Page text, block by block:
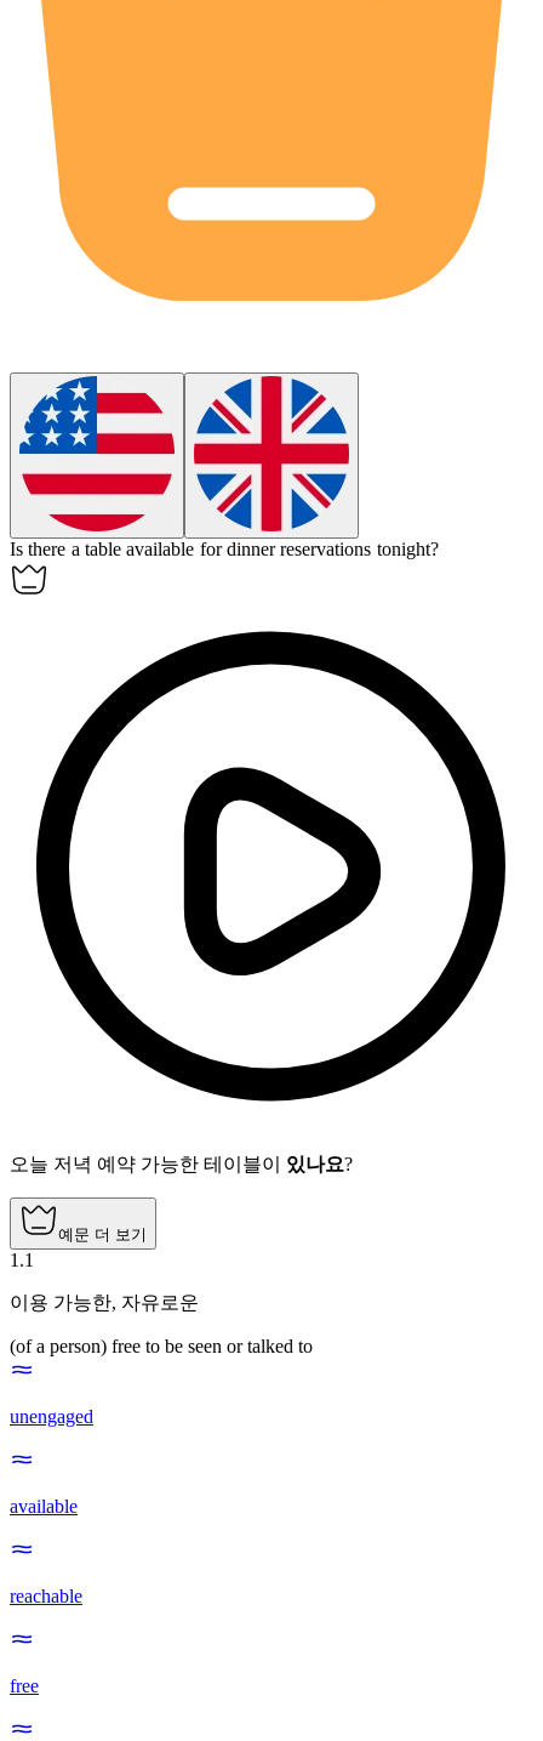
Is there a tableavailable for dinner reservations tonight?
오늘 저녁 예약 가능한 테이블이 있나요?
예문 더 보기
1 .1
이용 가능한, 자유로운
(of a person) free to be seen or talked to
unengaged
available
reachable
free